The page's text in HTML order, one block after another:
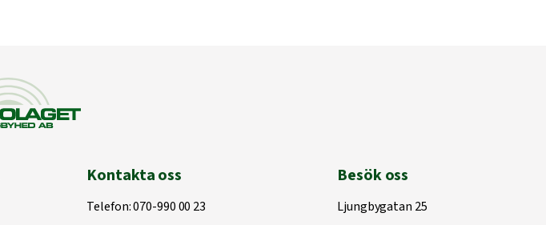
Kontakta oss
Telefon:070-990 00 23
Besök oss
Ljungbygatan 25